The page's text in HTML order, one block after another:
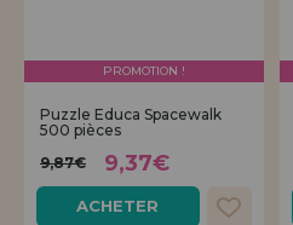
PROMOTION !
Puzzle Educa Spacewalk
500 pièces
9,87€
9,37€
ACHETER